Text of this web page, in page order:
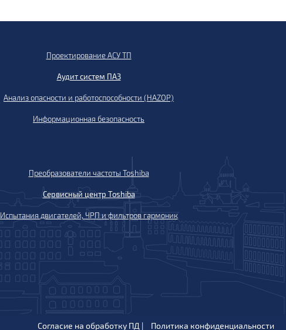
Проектирование АСУ ТП
Аудит систем ПАЗ
Анализ опасности и работоспособности (HAZOP)
Информационная безопасность
Преобразователи частоты Toshiba
Сервисный центр Toshiba
Испытания двигателей, ЧРП и фильтров гармоник
Согласие на обработку ПД | Политика конфиденциальности